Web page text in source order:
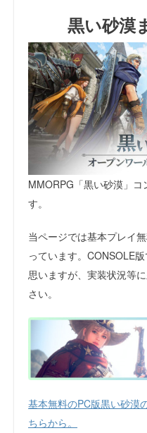
黒い砂漠
MMORPG「黒い砂漠」
す。
当ページでは基本プレイ
っています。CONSOLE
思いますが、実装状況等
さい。
基本無料のPC版黒い砂漠
ちらから。